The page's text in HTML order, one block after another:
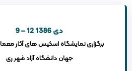
9 – 12 دی 1386
برگزاری نمایشگاه اسکیس های آثار
جهان دانشگاه آزاد شهر ری